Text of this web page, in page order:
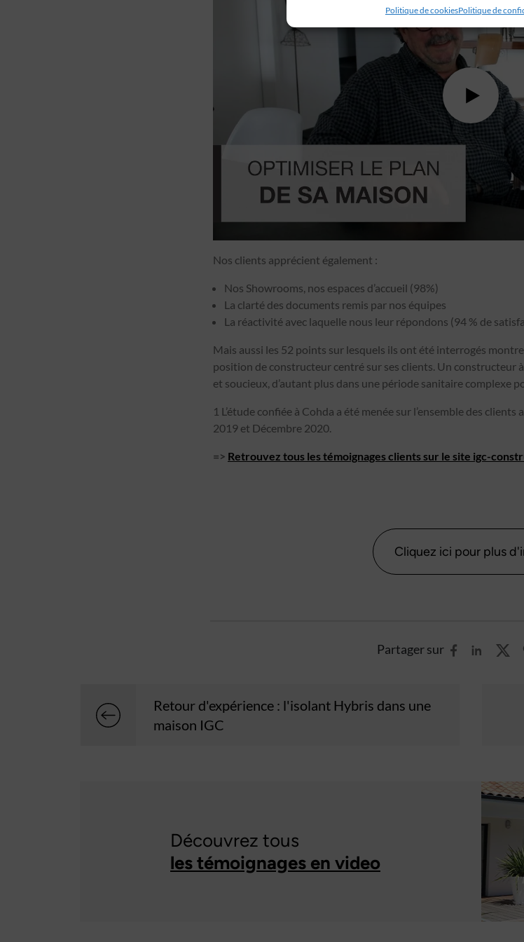
Politique de cookiesPolitique de
Nos clients apprécient également :
Nos Showrooms, nos espaces d’accueil (98%)
La clarté des documents remis par nos équipes
La réactivité avec laquelle nous leur répondons (94 % de
Mais aussi les 52 points sur lesquels ils ont été interrogés
position de constructeur centré sur ses clients. Un constructeur
et soucieux, d’autant plus dans une période sanitaire complexe
1 L’étude confiée à Cohda a été menée sur l’ensemble des
2019 et Décembre 2020.
=> Retrouvez tous les témoignages clients sur le site igc-
Cliquez ici pour plus
Partager sur
Retour d'expérience : l'isolant Hybris dans une
maison IGC
Découvrez tous
les témoignages en video